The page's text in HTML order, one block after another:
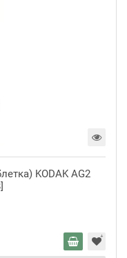
KODAK AG2